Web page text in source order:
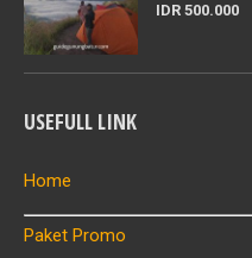
IDR 500.000
USEFULL LINK
Home
Paket Promo